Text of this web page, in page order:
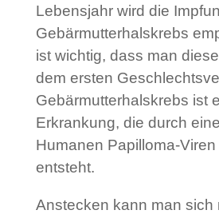
Lebensjahr wird die
Gebärmutterhalskrebs
ist wichtig, dass man
dem ersten
Gebärmutterhalskrebs ist
Erkrankung, die durch
Humanen Papilloma-Viren
entsteht.
Anstecken kann man sich